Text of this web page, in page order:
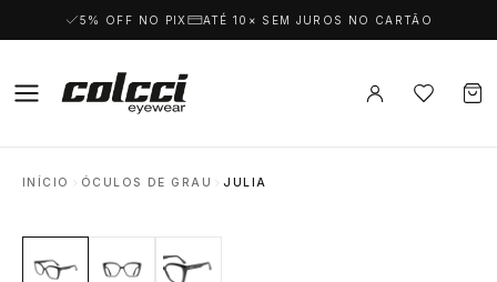
5% OFF NO PIX ATÉ 10× SEM JUROS NO CARTÃO
INÍCIO ÓCULOS DE GRAU JULIA